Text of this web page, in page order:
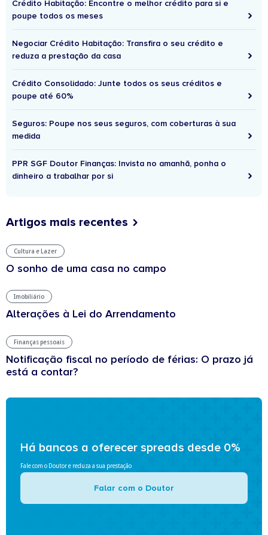
Crédito Habitação: Encontre o melhor crédito para si e
poupe todos os meses
Negociar Crédito Habitação: Transfira o seu crédito e
reduza a prestação da casa
Crédito Consolidado: Junte todos os seus créditos e
poupe até 60%
Seguros: Poupe nos seus seguros, com coberturas à sua
medida
PPR SGF Doutor Finanças: Invista no amanhã, ponha o
dinheiro a trabalhar por si
Artigos mais recentes
Cultura e Lazer
O sonho de uma casa no campo
Imobiliário
Alterações à Lei do Arrendamento
Finanças pessoais
Notificação fiscal no período de férias: O prazo já
está a contar?
Há bancos a oferecer spreads desde 0%
Fale com o Doutor e reduza a sua prestação
Falar com o Doutor